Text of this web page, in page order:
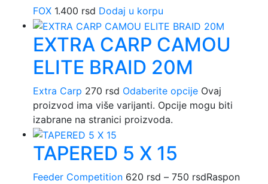
FOX 1.400 rsd Dodaj u korpu
EXTRA CARP CAMOU
ELITE BRAID 20M
Extra Carp 270 rsd Odaberite opcije Ovaj
proizvod ima više varijanti. Opcije mogu biti
izabrane na stranici proizvoda.
TAPERED 5 X 15
Feeder Competition 620 rsd – 750 rsdRaspon